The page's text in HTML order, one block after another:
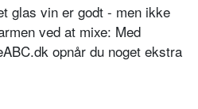
glas vin er godt - men ikke
ved at mixe: Med
opnår du noget ekstra